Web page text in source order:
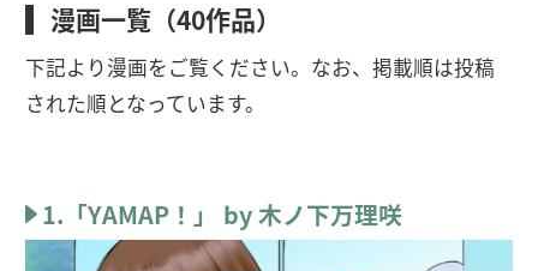
漫画一覧（40作品）
下記より漫画をご覧ください。なお、掲載順は投稿
された順となっています。
1.「YAMAP！」 by 木ノ下万理咲